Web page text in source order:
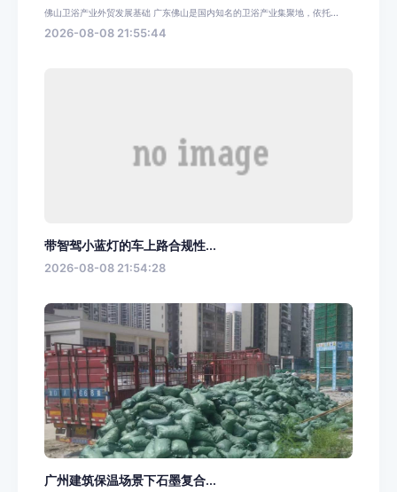
佛山卫浴产业外贸发展基础 广东佛山是国内知名的卫浴产业集聚地，依托...
2026-08-08 21:55:44
带智驾小蓝灯的车上路合规性...
2026-08-08 21:54:28
广州建筑保温场景下石墨复合...